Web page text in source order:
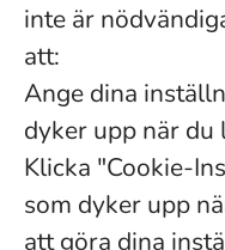
inte är
att:
Ange dina
dyker upp när du
Klicka "Cookie-
som dyker upp
att göra dina